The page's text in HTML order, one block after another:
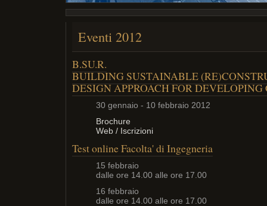
Eventi 2012
B.SU.R.
BUILDING SUSTAINABLE
DESIGN APPROACH FOR DEVELOPING
30 gennaio - 10 febbraio 2012
Brochure
Web / Iscrizioni
Test online Facolta' di Ingegneria
15 febbraio
dalle ore 14.00 alle ore 17.00
16 febbraio
dalle ore 14.00 alle ore 17.00